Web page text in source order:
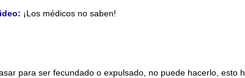
¡Los médicos no saben!
para ser fecundado o expulsado, no puede hacerlo, esto